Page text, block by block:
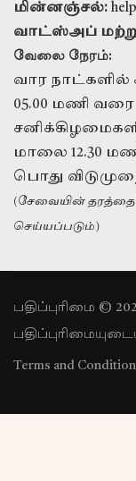
மின்னஞ்சல்:
வாட்ஸ்அப்
வேலை நேரம்:
வார நாட்களில்
05.00 மணி வரை
மாலை 12.30
பொது
(சேவையின் தரத்தை
செய்யப்படும்)
பதிப்புரிமை ©
Terms and